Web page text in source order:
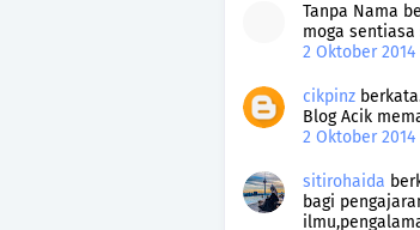
Tanpa Nama
moga
2 Oktober 2014
cikpinz
Blog Acik
2 Oktober 2014
sitirohaida
bagi